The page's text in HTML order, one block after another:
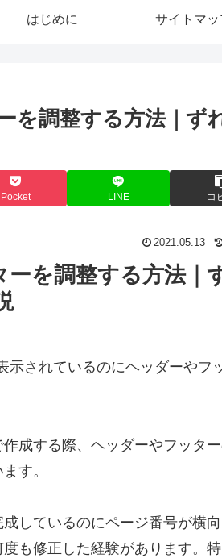
はじめに サイトマッ
を調整する方法｜ず
Pocket LINE コ
2021.05.13
を調整する方法｜
されているのにヘッダーやフ
成する際、ヘッダーやフッタ
す。
しているのにページ番号が横
も修正した経験があります。